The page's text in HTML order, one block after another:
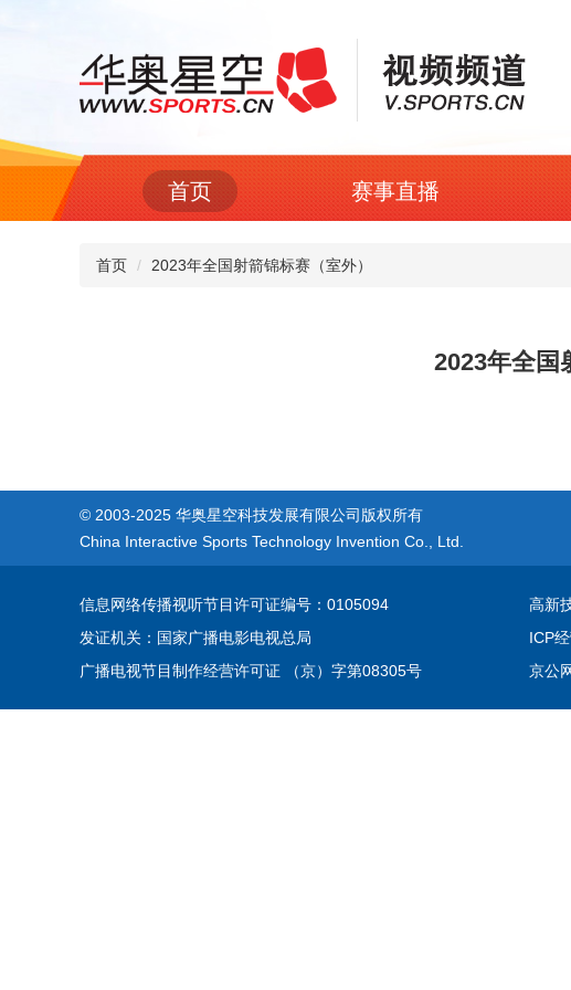
首页 赛事直播
首页 2023年全国射箭锦标赛（室外）
2023年全国
© 2003-2025 华奥星空科技发展有限公司版权所有
China Interactive Sports Technology Invention Co., Ltd.
信息网络传播视听节目许可证编号：0105094
发证机关：国家广播电影电视总局
广播电视节目制作经营许可证 （京）字第08305号
高新
ICP
京公